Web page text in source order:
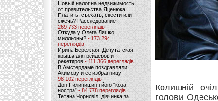
Новый налог на недвижимость
от правительства Яценюка.
Платить, съехать, снести или
сжечь? Расследование-
269 733 переглядів
Откуда у Олега Ляшко
миллионы? - 173 294
переглядів
Ирина Бережная. Депутатская
крыша для рейдеров и
рекетиров - 111 366 переглядів
В Амстердаме поздравляли
Акимову и ее избранницу -
98 102 переглядів
Дон Пилипишин і його “коза-
ностра” - 84 778 переглядів
Тетяна Чорновіл: дівчинка за
Колишній
голови